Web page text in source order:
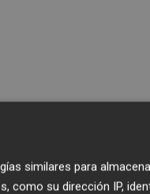
similares para
como su dirección IP,